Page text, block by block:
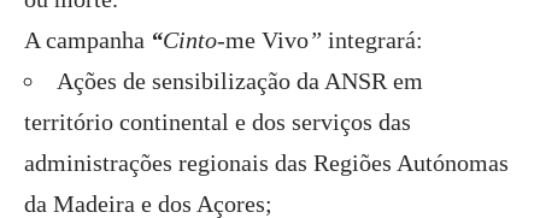
A campanha “Cinto-me Vivo” integrará:
Ações de sensibilização da ANSR em
território continental e dos serviços das
administrações regionais das Regiões Autónomas
da Madeira e dos Açores;